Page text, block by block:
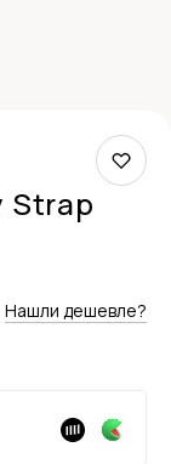
Strap
Нашли дешевле?